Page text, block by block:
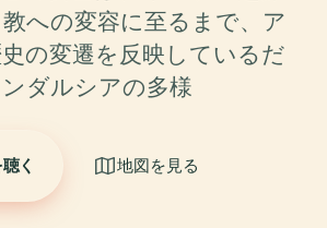
への変容に至るまで、ア
の変遷を反映しているだ
ダルシアの多様
く 地図を見る